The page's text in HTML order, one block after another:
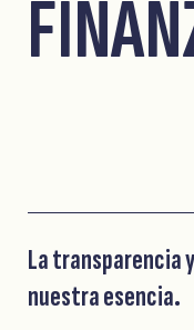
La transparencia
nuestra esencia.